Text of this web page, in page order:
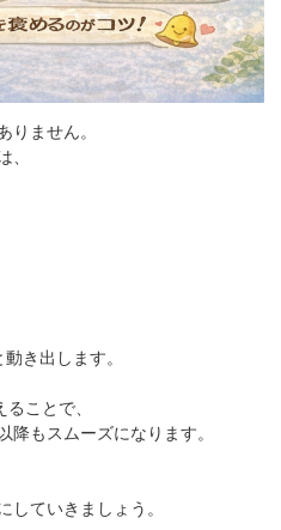
りません。
、
き出します。
ことで、
降もスムーズになります。
していきましょう。